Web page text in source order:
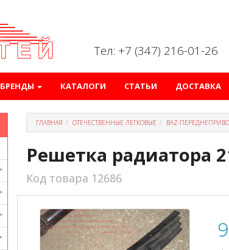
Тел: +7 (347) 216-01-26
БРЕНДЫ КАТАЛОГИ СТАТЬИ ДОСТАВКА
ГЛАВНАЯ ОТЕЧЕСТВЕННЫЕ ЛЕГКОВЫЕ ВАZ-
Решетка радиатора
Код товара 12686